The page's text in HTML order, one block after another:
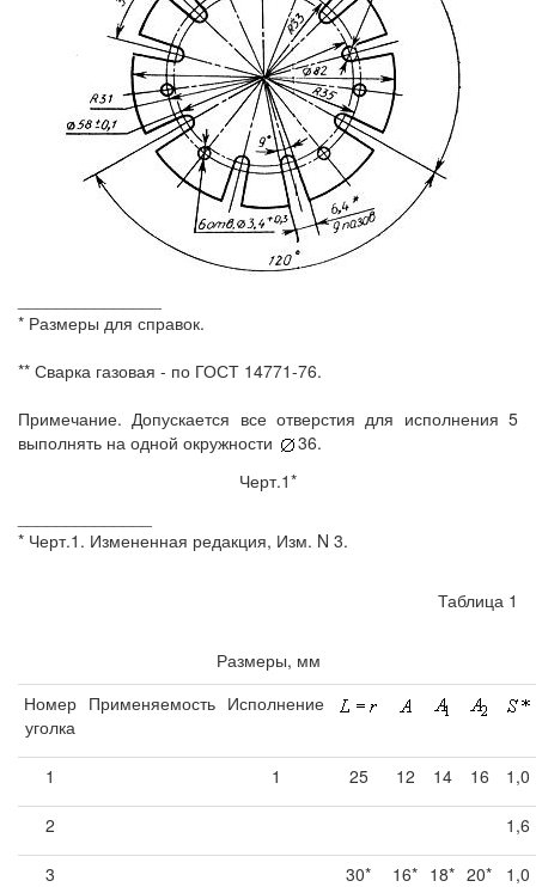
* Размеры для справок.
** Сварка газовая - по ГОСТ 14771-76.
Примечание. Допускается все отверстия для исполнения 5
выполнять на одной окружности
36.
Черт.1*
* Черт.1. Измененная редакция, Изм. N 3.
Таблица 1
Размеры, мм
Номер
уголка
Применяемость Исполнение
1 1 25 12 14 16 1,0
2 1,6
3 30* 16* 18* 20* 1,0